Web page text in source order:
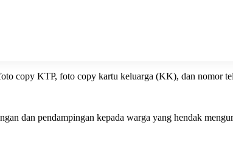
copy KTP, foto copy kartu keluarga (KK), dan nomor
dan pendampingan kepada warga yang hendak